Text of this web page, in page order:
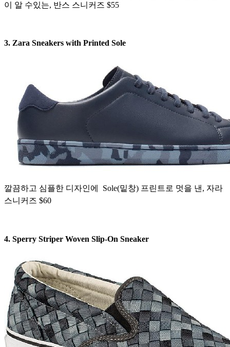
이 알 수있는, 반스 스니커즈 $55
3. Zara Sneakers with Printed Sole
깔끔하고 심플한 디자인에 Sole(밑창) 프린트로 멋을 낸, 자라
스니커즈 $60
4. Sperry Striper Woven Slip-On Sneaker